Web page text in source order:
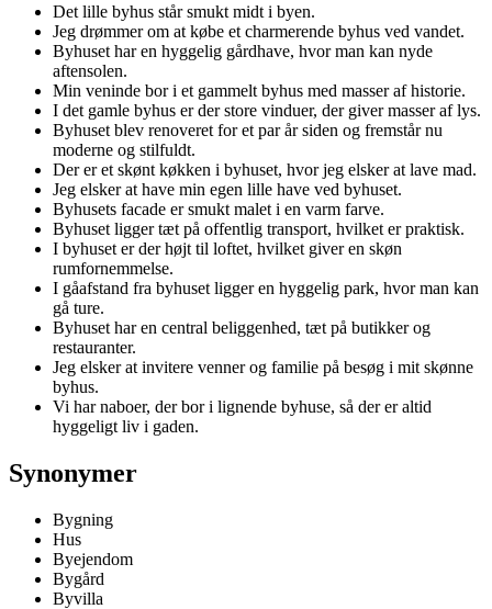
Det lille byhus står smukt midt i byen.
Jeg drømmer om at købe et charmerende byhus ved vandet.
Byhuset har en hyggelig gårdhave, hvor man kan nyde
aftensolen.
Min veninde bor i et gammelt byhus med masser af historie.
I det gamle byhus er der store vinduer, der giver masser af lys.
Byhuset blev renoveret for et par år siden og fremstår nu
moderne og stilfuldt.
Der er et skønt køkken i byhuset, hvor jeg elsker at lave mad.
Jeg elsker at have min egen lille have ved byhuset.
Byhusets facade er smukt malet i en varm farve.
Byhuset ligger tæt på offentlig transport, hvilket er praktisk.
I byhuset er der højt til loftet, hvilket giver en skøn
rumfornemmelse.
I gåafstand fra byhuset ligger en hyggelig park, hvor man kan
gå ture.
Byhuset har en central beliggenhed, tæt på butikker og
restauranter.
Jeg elsker at invitere venner og familie på besøg i mit skønne
byhus.
Vi har naboer, der bor i lignende byhuse, så der er altid
hyggeligt liv i gaden.
Synonymer
Bygning
Hus
Byejendom
Bygård
Byvilla